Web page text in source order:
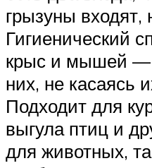
грызуны входят,
Гигиенический
крыс и мышей —
них, не касаясь
Подходит для
выгула птиц и
для животных,